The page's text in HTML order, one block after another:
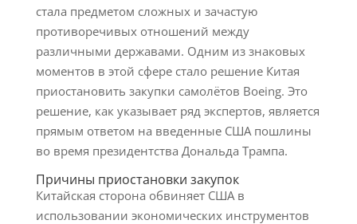
стала предметом сложных и зачастую
противоречивых отношений между
различными державами. Одним из знаковых
моментов в этой сфере стало решение Китая
приостановить закупки самолётов Boeing. Это
решение, как указывает ряд экспертов, является
прямым ответом на введенные США пошлины
во время президентства Дональда Трампа.
Причины приостановки закупок
Китайская сторона обвиняет США в
использовании экономических инструментов